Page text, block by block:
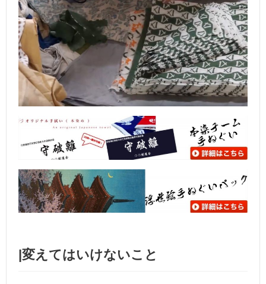
|変えてはいけないこと